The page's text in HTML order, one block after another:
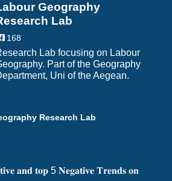
Geography
Lab
168
Lab focusing on Labour
Part of the Geography
Uni of the Aegean.
Research Lab
𝐚𝐧𝐝 𝐭𝐨𝐩 5 𝐍𝐞𝐠𝐚𝐭𝐢𝐯𝐞 𝐓𝐫𝐞𝐧𝐝𝐬 𝐨𝐧